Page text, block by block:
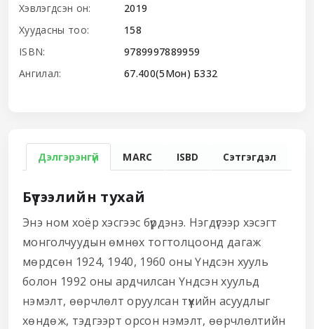
Хэвлэгдсэн он:
2019
Хуудасны тоо:
158
ISBN:
9789997889959
Ангилал:
67.400(5Мон) Б332
Дэлгэрэнгүй MARC ISBD Сэтгэгдэл
Бүтээлийн тухай
Энэ ном хоёр хэсгээс бүрдэнэ. Нэгдүгээр хэсэгт
монголчуудын өмнөх тогтолцоонд дагаж
мөрдсөн 1924, 1940, 1960 оны Үндсэн хууль
болон 1992 оны ардчилсан Үндсэн хуульд
нэмэлт, өөрчлөлт оруулсан түүхийн асуудлыг
хөндөж, тэдгээрт орсон нэмэлт, өөрчлөлтийн